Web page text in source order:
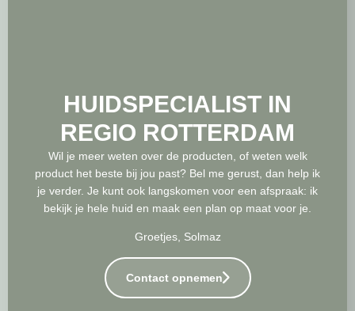
HUIDSPECIALIST IN
REGIO ROTTERDAM
Wil je meer weten over de producten, of weten welk
product het beste bij jou past? Bel me gerust, dan help ik
je verder. Je kunt ook langskomen voor een afspraak: ik
bekijk je hele huid en maak een plan op maat voor je.
Groetjes, Solmaz
Contact opnemen